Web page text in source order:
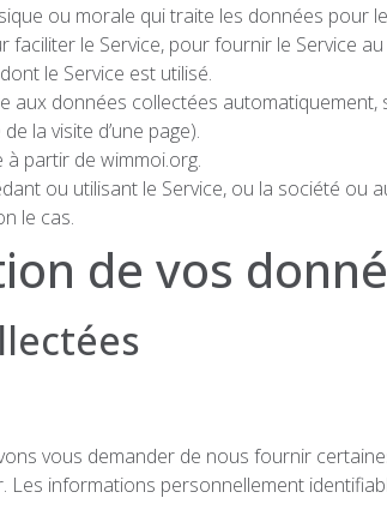
ou morale qui traite les données pour
le Service, pour fournir le Service
le Service est utilisé.
aux données collectées automatiquement,
la visite d’une page).
partir de wimmoi.org.
ou utilisant le Service, ou la société
le cas.
de vos
vous demander de nous fournir
informations personnellement